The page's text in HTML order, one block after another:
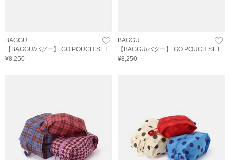
BAGGU
【BAGGU/バグー】 GO POUCH SET
¥8,250
BAGGU
【BAGGU/バグー】 GO POUCH SET
¥8,250